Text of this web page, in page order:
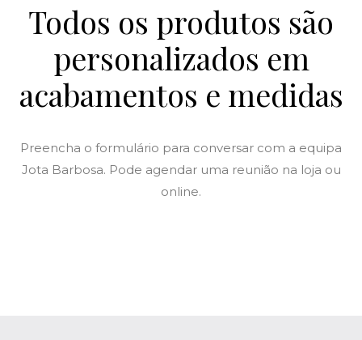
Todos os produtos são
personalizados em
acabamentos e medidas
Preencha o formulário para conversar com a equipa
Jota Barbosa. Pode agendar uma reunião na loja ou
online.